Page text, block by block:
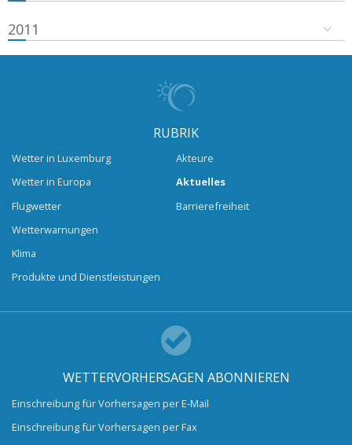
2011
RUBRIK
Wetter in Luxemburg
Wetter in Europa
Flugwetter
Wetterwarnungen
Klima
Produkte und Dienstleistungen
Akteure
Aktuelles
Barrierefreiheit
WETTERVORHERSAGEN ABONNIEREN
Einschreibung für Vorhersagen per E-Mail
Einschreibung für Vorhersagen per Fax